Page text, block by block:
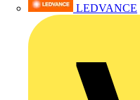
LEDVANCE